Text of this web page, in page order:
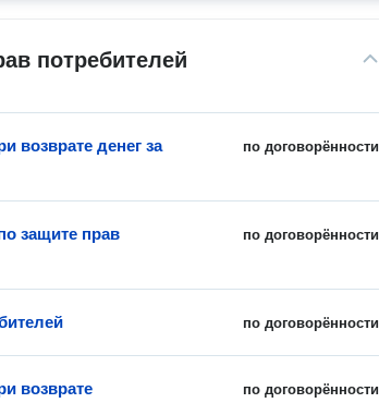
потребителей
по договорённости
возврате денег за
по договорённости
защите прав
по договорённости
по договорённости
возврате